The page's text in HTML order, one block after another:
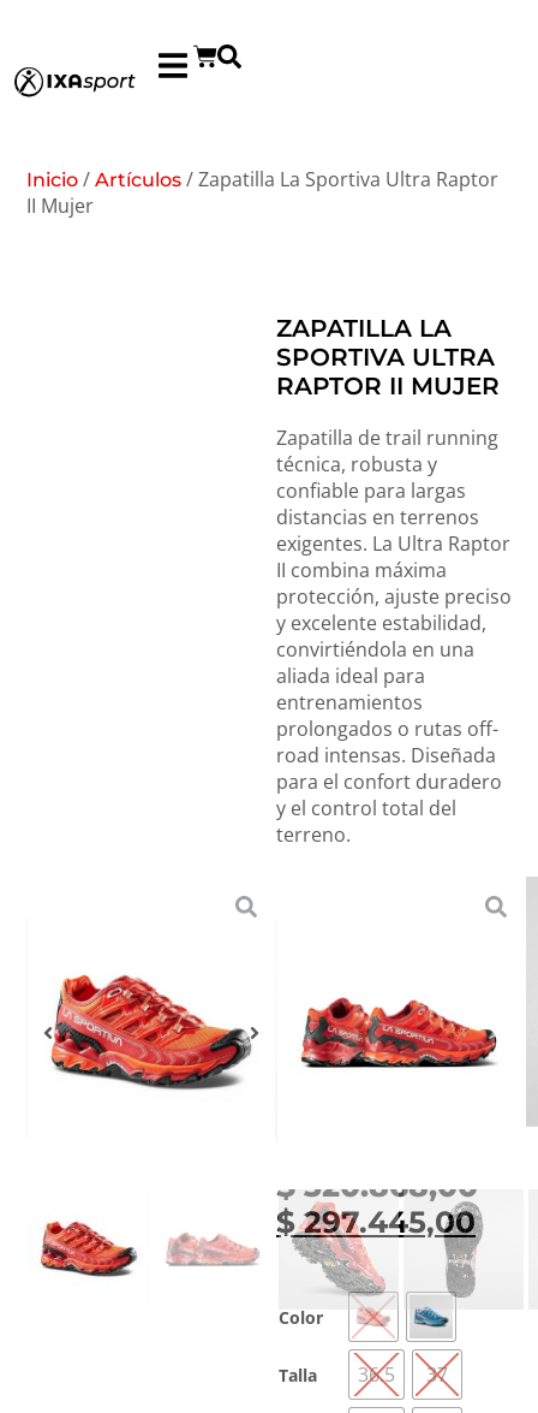
Inicio /Artículos / Zapatilla La Sportiva Ultra Raptor
II Mujer
ZAPATILLA LA
SPORTIVA ULTRA
RAPTOR II MUJER
Zapatilla de trail running
técnica, robusta y
confiable para largas
distancias en terrenos
exigentes. La Ultra Raptor
II combina máxima
protección, ajuste preciso
y excelente estabilidad,
convirtiéndola en una
aliada ideal para
entrenamientos
prolongados o rutas off-
road intensas. Diseñada
para el confort duradero
y el control total del
terreno.
Confeccionada con
tecnología:
$ 320.868,00
$297.445,00
Color
Talla 36.5 37